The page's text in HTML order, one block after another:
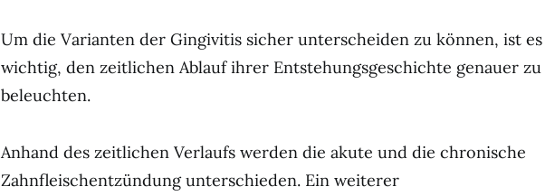
Um die Varianten der Gingivitis sicher unterscheiden zu können, ist es
wichtig, den zeitlichen Ablauf ihrer Entstehungsgeschichte genauer zu
beleuchten.
Anhand des zeitlichen Verlaufs werden die akute und die chronische
Zahnfleischentzündung unterschieden. Ein weiterer